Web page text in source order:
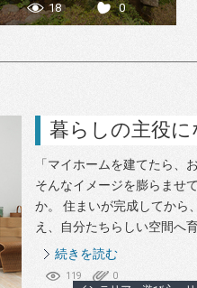
18 0
暮らしの主役
「マイホームを建てたら、
そんなイメージを膨らませ
か。 住まいが完成してから
え、自分たちらしい空間へ育
続きを読む
119 0